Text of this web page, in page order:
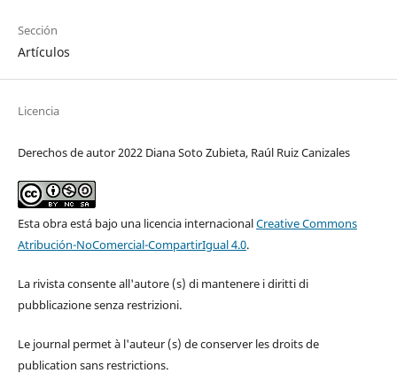
Sección
Artículos
Licencia
Derechos de autor 2022 Diana Soto Zubieta, Raúl Ruiz Canizales
Esta obra está bajo una licencia internacionalCreative Commons
Atribución-NoComercial-CompartirIgual 4.0.
La rivista consente all'autore (s) di mantenere i diritti di
pubblicazione senza restrizioni.
Le journal permet à l'auteur (s) de conserver les droits de
publication sans restrictions.